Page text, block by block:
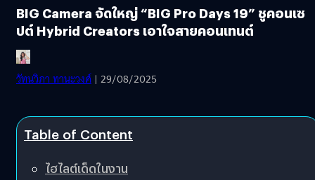
BIG Camera จัดใหญ่ “BIG Pro Days 19” ชูคอนเซ
ปต์ Hybrid Creators เอาใจสายคอนเทนต์
วัทนวิภา ทานะวงศ์ | 29/08/2025
Table of Content
ไฮไลต์เด็ดในงาน